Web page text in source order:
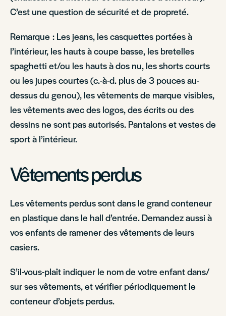
C’est une question de sécurité et de propreté.
Remarque : Les jeans, les casquettes portées à
l’intérieur, les hauts à coupe basse, les bretelles
spaghetti et/ou les hauts à dos nu, les shorts courts
ou les jupes courtes (c.-à-d. plus de 3 pouces au-
dessus du genou), les vêtements de marque visibles,
les vêtements avec des logos, des écrits ou des
dessins ne sont pas autorisés. Pantalons et vestes de
sport à l’intérieur.
Vêtements perdus
Les vêtements perdus sont dans le grand conteneur
en plastique dans le hall d’entrée. Demandez aussi à
vos enfants de ramener des vêtements de leurs
casiers.
S’il-vous-plaît indiquer le nom de votre enfant dans/
sur ses vêtements, et vérifier périodiquement le
conteneur d’objets perdus.